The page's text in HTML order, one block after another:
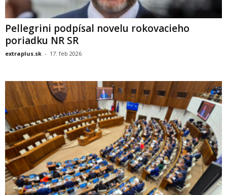
Pellegrini podpísal novelu rokovacieho
poriadku NR SR
extraplus.sk - 17. feb 2026